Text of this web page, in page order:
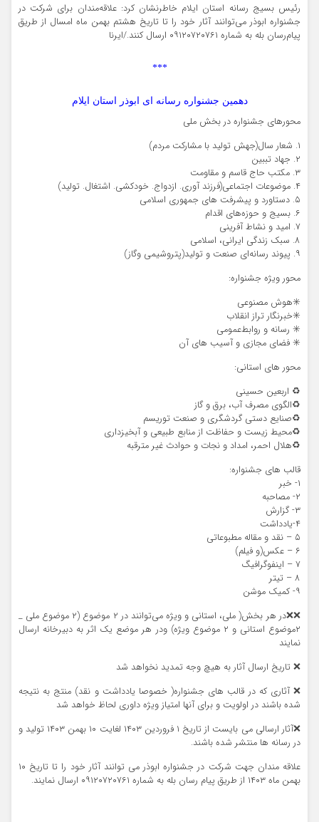
رئیس بسیج رسانه استان ایلام خاطرنشان کرد: علاقه‌مندان برای شرکت در
جشنواره ابوذر می‌توانند آثار خود را تا تاریخ هشتم بهمن ماه امسال از طریق
پیام‌رسان بله به شماره ۰۹۱۲۰۷۲۰۷۶۱ ارسال کنند./ایرنا
***
دهمین جشنواره‌ رسانه ای ابوذر استان ایلام
محورهای جشنواره در بخش ملی
۱. شعار سال(جهش تولید با مشارکت مردم)
۲. جهاد تببین
۳. مکتب حاج قاسم و مقاومت
۴. موضوعات اجتماعی(فرزند آوری. ازدواج. خودکشی. اشتغال. تولید)
۵. دستاورد و پیشرفت های جمهوری اسلامی
۶. بسیج و حوزه‌های اقدام
۷. امید و نشاط آفرینی
۸. سبک زندگی ایرانی، اسلامی
۹. پیوند رسانه‌ای صنعت و تولید(پتروشیمی و‌گاز)
محور ویژه جشنواره:
✳️هوش مصنوعی
✳️خبرنگار تراز انقلاب
✳️ رسانه و روابط‌عمومی
✳️ فضای مجازی و آسیب های آن
محور های استانی:
♻️ اربعین حسینی
♻️الگوی مصرف آب، برق و گاز
♻️صنایع دستی گردشگری و صنعت توریسم
♻️محیط زیست و حفاظت از منابع طبیعی و آبخیزداری
♻️هلال احمر، امداد و نجات و حوادث غیر مترقبه
قالب های جشنواره:
۱- خبر
۲- مصاحبه
۳- گزارش
۴-یادداشت
۵ – نقد و مقاله مطبوعاتی
۶ – عکس(و فیلم)
۷ – اینفوگرافیگ
۸ – تیتر
۹- کمیک موشن
❌❌در هر بخش( ملی، استانی و ویژه می‌توانند در ۲ موضوع (۲ موضوع ملی _
۲موضوع استانی و ۲ موضوع ویژه) و‌در هر موضع یک اثر به دبیرخانه ارسال
نمایند
❌ تاریخ ارسال آثار به هیچ وجه تمدید نخواهد شد
❌ آثاری که در قالب های جشنواره( خصوصا یادداشت و نقد) منتج به نتیجه
شده باشند در ا‌ولویت و برای آنها امتیاز ویژه داوری لحاظ خواهد شد
❌آثار ارسالی می بایست از تاریخ ۱ فروردین ۱۴۰۳ لغایت ۱۰ بهمن ۱۴۰۳ تولید و
در رسانه ها منتشر شده باشند.
علاقه مندان جهت شرکت در جشنواره ابوذر می توانند آثار خود را تا تاریخ ۱۰
بهمن ماه ۱۴۰۳ از طریق پیام رسان بله به شماره ۰۹۱۲۰۷۲۰۷۶۱ ارسال نمایند.